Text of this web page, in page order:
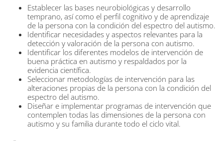
Establecer las bases neurobiológicas y desarrollo
temprano, así como el perfil cognitivo y de aprendizaje
de la persona con la condición del espectro del autismo.
Identificar necesidades y aspectos relevantes para la
detección y valoración de la persona con autismo.
Identificar los diferentes modelos de intervención de
buena práctica en autismo y respaldados por la
evidencia científica.
Seleccionar metodologías de intervención para las
alteraciones propias de la persona con la condición del
espectro del autismo.
Diseñar e implementar programas de intervención que
contemplen todas las dimensiones de la persona con
autismo y su familia durante todo el ciclo vital.